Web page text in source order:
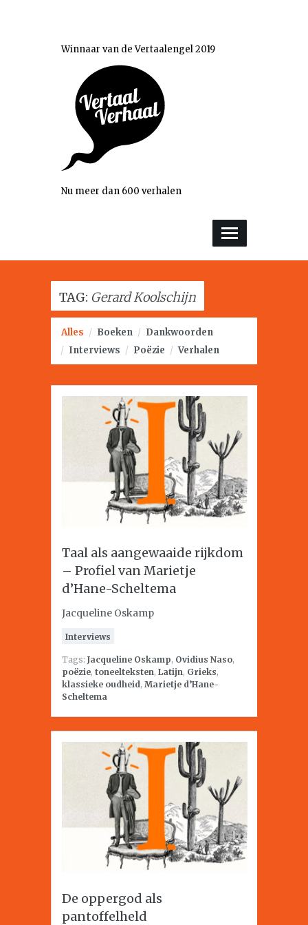
Winnaar van de Vertaalengel 2019
Nu meer dan 600 verhalen
TAG: Gerard Koolschijn
Alles / Boeken / Dankwoorden
/ Interviews / Poëzie / Verhalen
Taal als aangewaaide rijkdom
– Profiel van Marietje
d’Hane-Scheltema
Jacqueline Oskamp
Interviews
Tags: Jacqueline Oskamp, Ovidius Naso,
poëzie, toneelteksten, Latijn, Grieks,
klassieke oudheid, Marietje d’Hane-
Scheltema
De oppergod als
pantoffelheld